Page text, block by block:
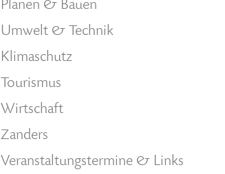
Planen & Bauen
Umwelt & Technik
Klimaschutz
Tourismus
Wirtschaft
Zanders
Veranstaltungstermine & Links